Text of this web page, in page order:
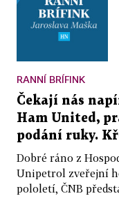
RANNÍ BRÍFINK
Čekají nás
Ham United,
podání ruky.
Dobré ráno z
Unipetrol zveřejní
pololetí, ČNB